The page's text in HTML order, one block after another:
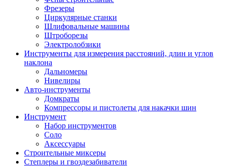
Фрезеры
Циркулярные станки
Шлифовальные машины
Штроборезы
Электролобзики
Инструменты для измерения расстояний, длин и углов
наклона
Дальномеры
Нивелиры
Авто-инструменты
Домкраты
Компрессоры и пистолеты для накачки шин
Инструмент
Набор инструментов
Соло
Аксессуары
Строительные миксеры
Степлеры и гвоздезабиватели